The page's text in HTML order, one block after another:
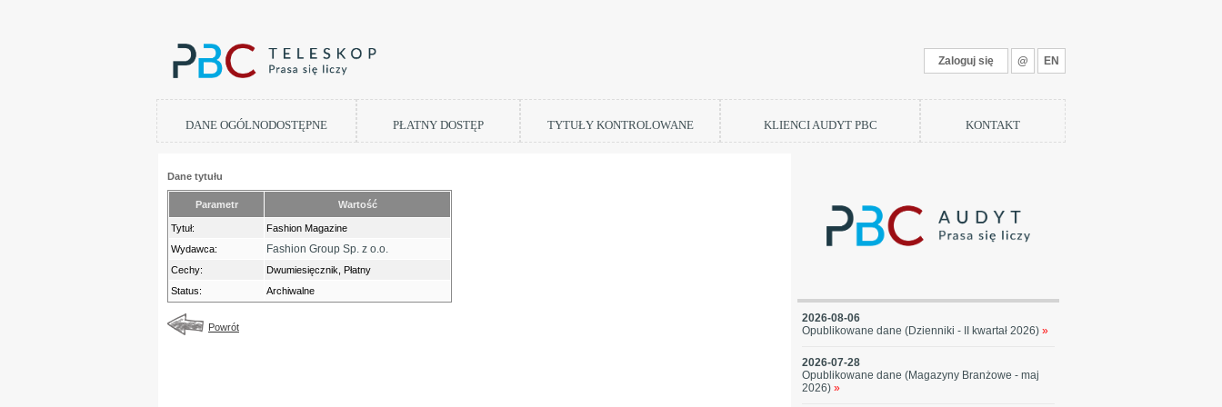
Zaloguj się @ EN
DANE OGÓLNODOSTĘPNE PŁATNY DOSTĘP TYTUŁY KONTROLOWANE KLIENCI AUDYT PBC KONTAKT
Dane tytułu
Parametr Wartość
Tytuł:
Fashion Magazine
Wydawca:
Fashion Group Sp. z o.o.
Cechy:
Dwumiesięcznik, Płatny
Status:
Archiwalne
Powrót
2026-08-06
Opublikowane dane (Dzienniki - II kwartał 2026) »
2026-07-28
Opublikowane dane (Magazyny Branżowe - maj
2026) »